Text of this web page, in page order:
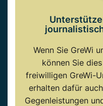
Wenn Sie GreWi
können Sie
freiwilligen GreWi-
erhalten dafür
Gegenleistungen